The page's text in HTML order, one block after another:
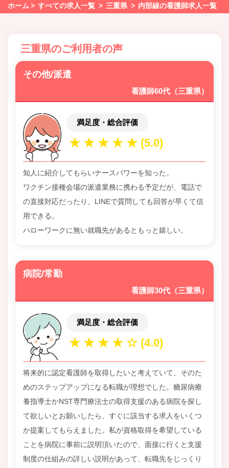
ホーム すべての求人一覧 三重県 内部線の看護師求人一覧
三重県のご利用者の声
その他/派遣
看護師60代（三重県）
満足度・総合評価
知人に紹介してもらいナースパワーを知った。
ワクチン接種会場の派遣業務に携わる予定だが、電話で
の直接対応だったり、LINEで質問しても回答が早くて信
用できる。
ハローワークに無い就職先があるともっと嬉しい。
病院/常勤
看護師30代（三重県）
満足度・総合評価
将来的に認定看護師を取得したいと考えていて、そのた
めのステップアップになる転職が理想でした。糖尿病療
養指導士かNST専門療法士の取得支援のある病院を探し
て欲しいとお願いしたら、すぐに該当する求人をいくつ
か提案してもらえました。私が資格取得を希望している
ことを病院に事前に説明頂いたので、面接に行くと支援
制度の仕組みの詳しい説明があって、転職先をじっくり